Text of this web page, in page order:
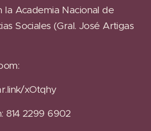
la Academia Nacional de
Sociales (Gral. José Artigas
xOtqhy
814 2299 6902